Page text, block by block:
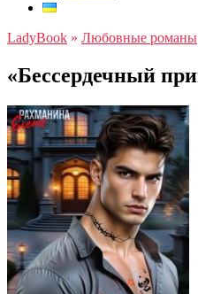
LadyBook » Любовные романы
«Бессердечный